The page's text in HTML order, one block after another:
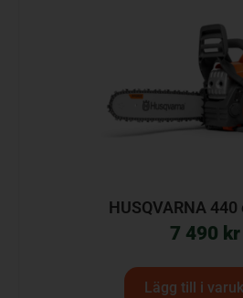
HUSQVARNA
7 490 kr
Lägg till i